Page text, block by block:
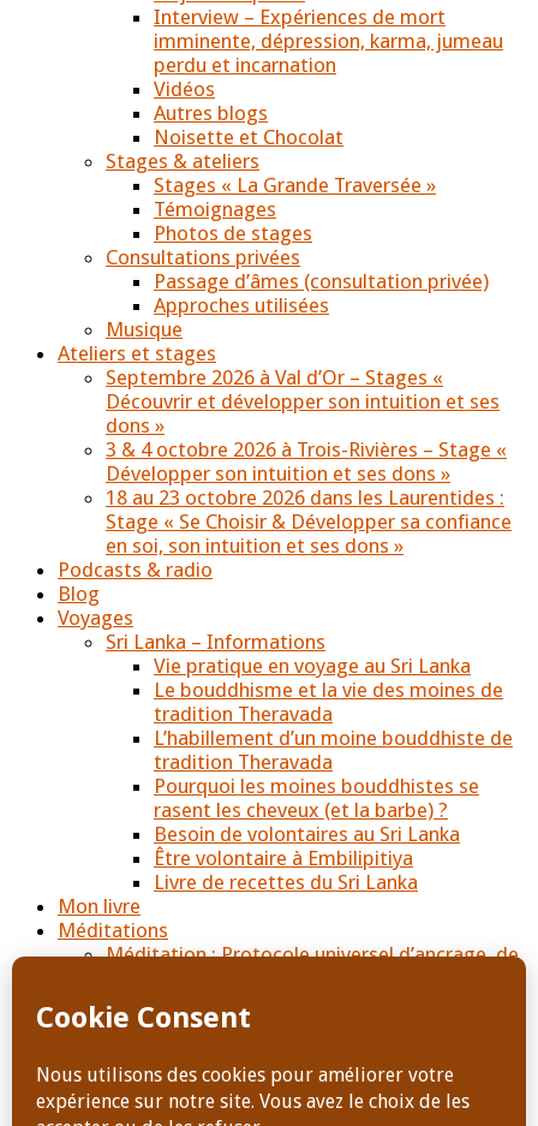
Interview – Expériences de mort
imminente, dépression, karma, jumeau
perdu et incarnation
Vidéos
Autres blogs
Noisette et Chocolat
Stages & ateliers
Stages « La Grande Traversée »
Témoignages
Photos de stages
Consultations privées
Passage d’âmes (consultation privée)
Approches utilisées
Musique
Ateliers et stages
Septembre 2026 à Val d’Or – Stages «
Découvrir et développer son intuition et ses
dons »
3 & 4 octobre 2026 à Trois-Rivières – Stage «
Développer son intuition et ses dons »
18 au 23 octobre 2026 dans les Laurentides :
Stage « Se Choisir & Développer sa confiance
en soi, son intuition et ses dons »
Podcasts & radio
Blog
Voyages
Sri Lanka – Informations
Vie pratique en voyage au Sri Lanka
Le bouddhisme et la vie des moines de
tradition Theravada
L’habillement d’un moine bouddhiste de
tradition Theravada
Pourquoi les moines bouddhistes se
rasent les cheveux (et la barbe) ?
Besoin de volontaires au Sri Lanka
Être volontaire à Embilipitiya
Livre de recettes du Sri Lanka
Mon livre
Méditations
Méditation : Protocole universel d’ancrage, de
Rituel de libération des lignées féminines
Boutique
Livre de recettes du Sri Lanka
Les Carnets d’Amour